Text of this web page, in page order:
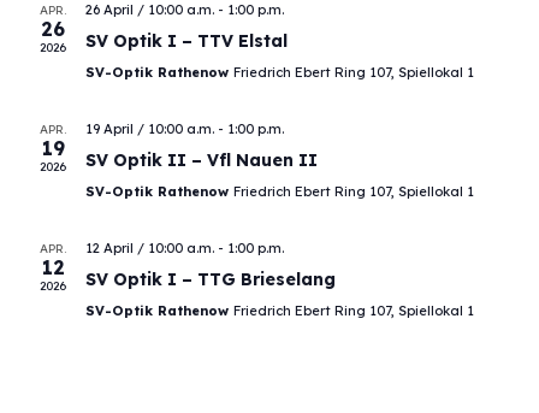
APR.
26
2026
26 April / 10:00 a.m. - 1:00 p.m.
SV Optik I – TTV Elstal
SV-Optik Rathenow Friedrich Ebert Ring 107, Spiellokal 1
APR.
19
2026
19 April / 10:00 a.m. - 1:00 p.m.
SV Optik II – Vfl Nauen II
SV-Optik Rathenow Friedrich Ebert Ring 107, Spiellokal 1
APR.
12
2026
12 April / 10:00 a.m. - 1:00 p.m.
SV Optik I – TTG Brieselang
SV-Optik Rathenow Friedrich Ebert Ring 107, Spiellokal 1